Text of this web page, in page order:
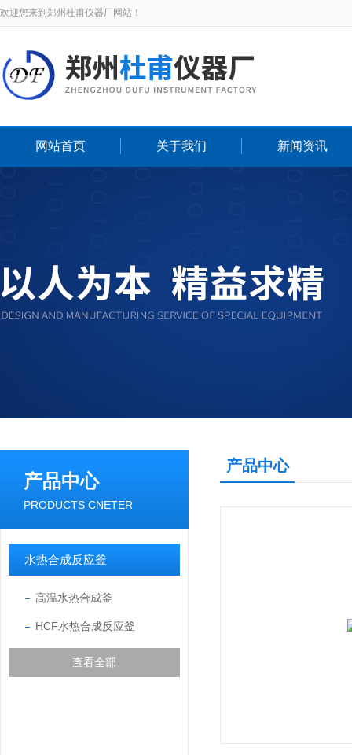
欢迎您来到郑州杜甫仪器厂网站！
网站首页 关于我们 新闻资讯
产品中心
PRODUCTS CNETER
水热合成反应釜
高温水热合成釜
HCF水热合成反应釜
查看全部
产品中心